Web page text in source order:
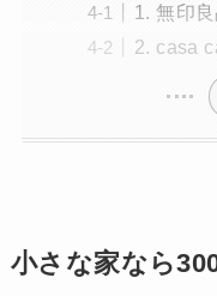
1. 無印
2. casa
小さな家なら